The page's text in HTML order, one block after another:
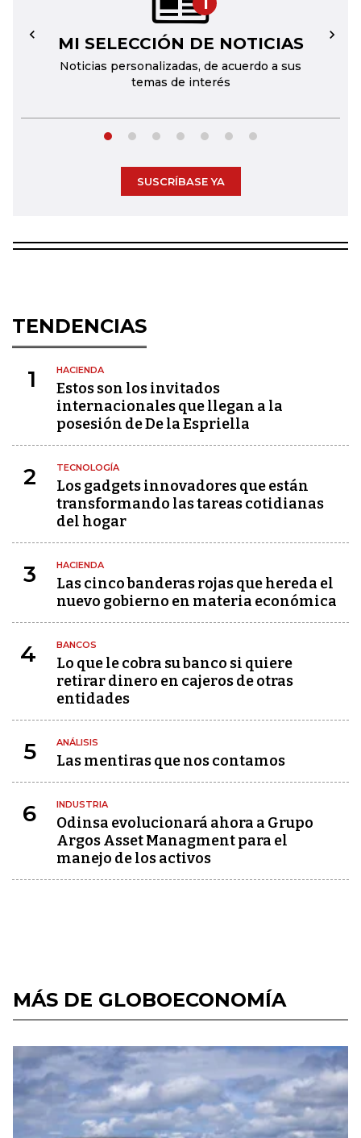
MI SELECCIÓN DE NOTICIAS
Noticias personalizadas, de acuerdo a sus
temas de interés
← →
SUSCRÍBASE YA
TENDENCIAS
1 HACIENDA
Estos son los invitados
internacionales que llegan a la
posesión de De la Espriella
2 TECNOLOGÍA
Los gadgets innovadores que están
transformando las tareas cotidianas
del hogar
3 HACIENDA
Las cinco banderas rojas que hereda el
nuevo gobierno en materia económica
4 BANCOS
Lo que le cobra su banco si quiere
retirar dinero en cajeros de otras
entidades
5 ANÁLISIS
Las mentiras que nos contamos
6 INDUSTRIA
Odinsa evolucionará ahora a Grupo
Argos Asset Managment para el
manejo de los activos
MÁS DE GLOBOECONOMÍA